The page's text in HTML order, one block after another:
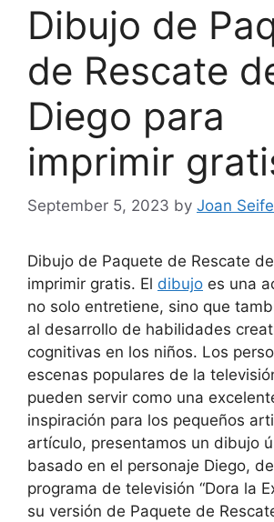
Dibujo de
de Rescate
Diego para
imprimir
September 5, 2023 by Joan
Dibujo de Paquete de Rescate
imprimir gratis. El dibujo es una
no solo entretiene, sino que
al desarrollo de habilidades
cognitivas en los niños. Los
escenas populares de la
pueden servir como una
inspiración para los pequeños
artículo, presentamos un dibujo
basado en el personaje Diego,
programa de televisión “Dora la
su versión de Paquete de